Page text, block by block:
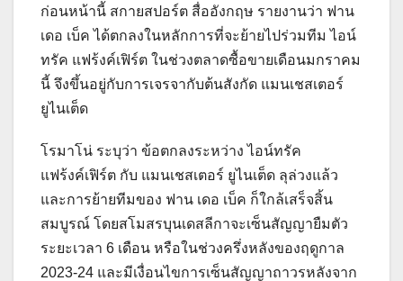
ก่อนหน้านี้ สกายสปอร์ต สื่ออังกฤษ รายงานว่า ฟาน
เดอ เบ็ค ได้ตกลงในหลักการที่จะย้ายไปร่วมทีม ไอน์
ทรัค แฟร้งค์เฟิร์ต ในช่วงตลาดซื้อขายเดือนมกราคม
นี้ จึงขึ้นอยู่กับการเจรจากับต้นสังกัด แมนเชสเตอร์
ยูไนเต็ด
โรมาโน่ ระบุว่า ข้อตกลงระหว่าง ไอน์ทรัค
แฟร้งค์เฟิร์ต กับ แมนเชสเตอร์ ยูไนเต็ด ลุล่วงแล้ว
และการย้ายทีมของ ฟาน เดอ เบ็ค ก็ใกล้เสร็จสิ้น
สมบูรณ์ โดยสโมสรบุนเดสลีกาจะเซ็นสัญญายืมตัว
ระยะเวลา 6 เดือน หรือในช่วงครึ่งหลังของฤดูกาล
2023-24 และมีเงื่อนไขการเซ็นสัญญาถาวรหลังจาก